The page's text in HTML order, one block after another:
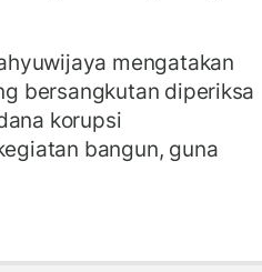
mengatakan
bersangkutan diperiksa
korupsi
bangun, guna